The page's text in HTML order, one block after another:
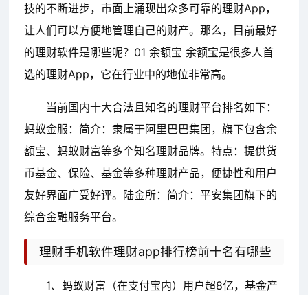
技的不断进步，市面上涌现出众多可靠的理财App，
让人们可以方便地管理自己的财产。那么，目前最好
的理财软件是哪些呢？01 余额宝 余额宝是很多人首
选的理财App，它在行业中的地位非常高。
当前国内十大合法且知名的理财平台排名如下：
蚂蚁金服：简介：隶属于阿里巴巴集团，旗下包含余
额宝、蚂蚁财富等多个知名理财品牌。特点：提供货
币基金、保险、基金等多种理财产品，便捷性和用户
友好界面广受好评。陆金所：简介：平安集团旗下的
综合金融服务平台。
理财手机软件理财app排行榜前十名有哪些
1、蚂蚁财富（在支付宝内）用户超8亿，基金产